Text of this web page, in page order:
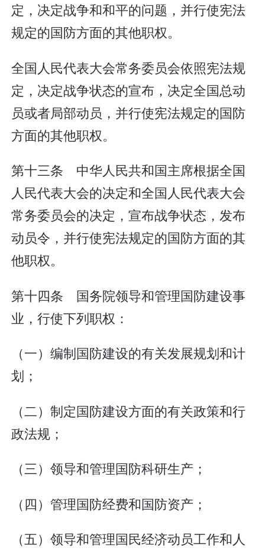
定，决定战争和和平的问题，并行使宪法
规定的国防方面的其他职权。
全国人民代表大会常务委员会依照宪法规
定，决定战争状态的宣布，决定全国总动
员或者局部动员，并行使宪法规定的国防
方面的其他职权。
第十三条 中华人民共和国主席根据全国
人民代表大会的决定和全国人民代表大会
常务委员会的决定，宣布战争状态，发布
动员令，并行使宪法规定的国防方面的其
他职权。
第十四条 国务院领导和管理国防建设事
业，行使下列职权：
（一）编制国防建设的有关发展规划和计
划；
（二）制定国防建设方面的有关政策和行
政法规；
（三）领导和管理国防科研生产；
（四）管理国防经费和国防资产；
（五）领导和管理国民经济动员工作和人